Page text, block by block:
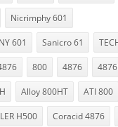
Nicrimphy 601
NY 601 Sanicro 61
800 4876
Alloy 800HT ATI 800
H500 Coracid 4876